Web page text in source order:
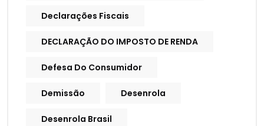
Declarações Fiscais
DECLARAÇÃO DO IMPOSTO DE RENDA
Defesa Do Consumidor
Demissão Desenrola
Desenrola Brasil